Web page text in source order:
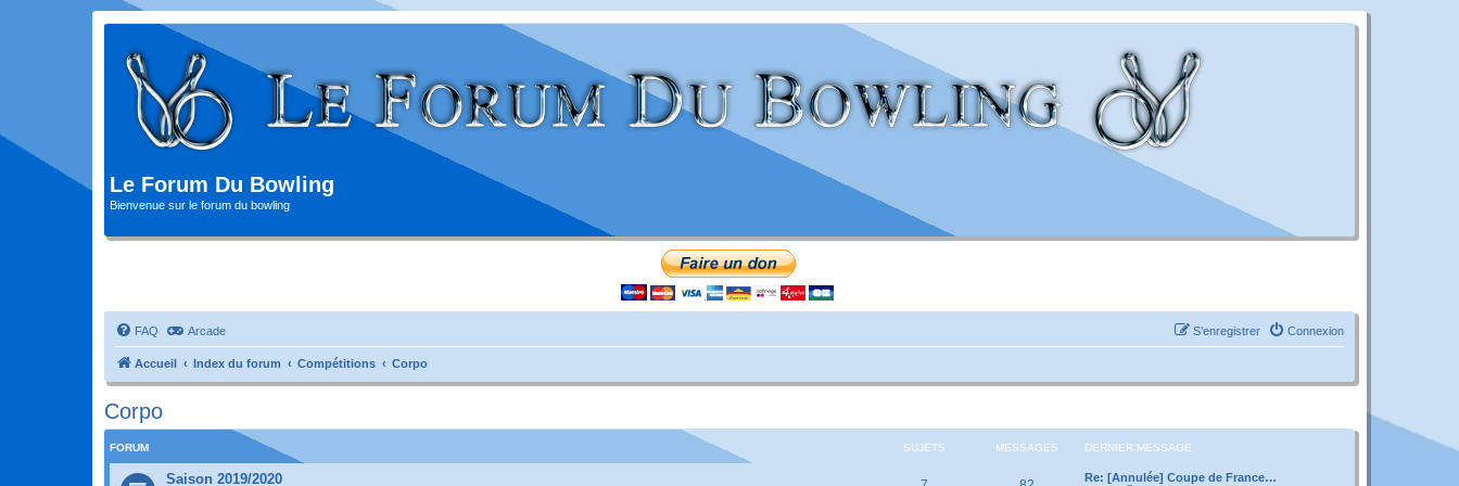
Le Forum Du Bowling
Bienvenue sur le forum du bowling
FAQ Arcade Connexion
S’enregistrer
Accueil Index du forum Compétitions Corpo
Corpo
FORUM SUJETS MESSAGES DERNIER MESSAGE
Saison 2019/2020
Re: [Annulée] Coupe de France…